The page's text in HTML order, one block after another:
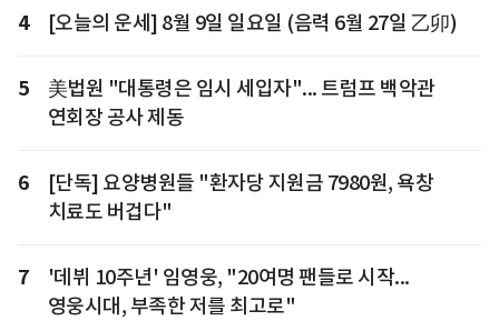
4 [오늘의 운세] 8월 9일 일요일 (음력 6월 27일 乙卯)
5
美법원 "대통령은 임시 세입자"... 트럼프 백악관
연회장 공사 제동
6
[단독] 요양병원들 "환자당 지원금 7980원, 욕창
치료도 버겁다"
7
'데뷔 10주년' 임영웅, "20여명 팬들로 시작...
영웅시대, 부족한 저를 최고로"